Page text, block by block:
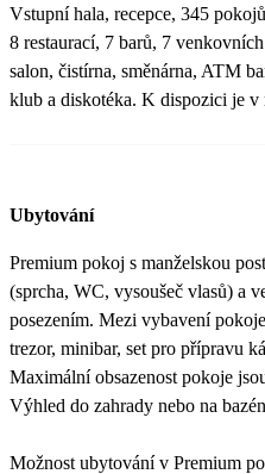
Vstupní hala, recepce, 345
8 restaurací, 7 barů, 7
salon, čistírna, směnárna, ATM
klub a diskotéka. K dispozici je v
Ubytování
Premium pokoj s manželskou
(sprcha, WC, vysoušeč vlasů) a
posezením. Mezi vybavení
trezor, minibar, set pro přípravu
Maximální obsazenost pokoje
Výhled do zahrady nebo na
Možnost ubytování v Premium